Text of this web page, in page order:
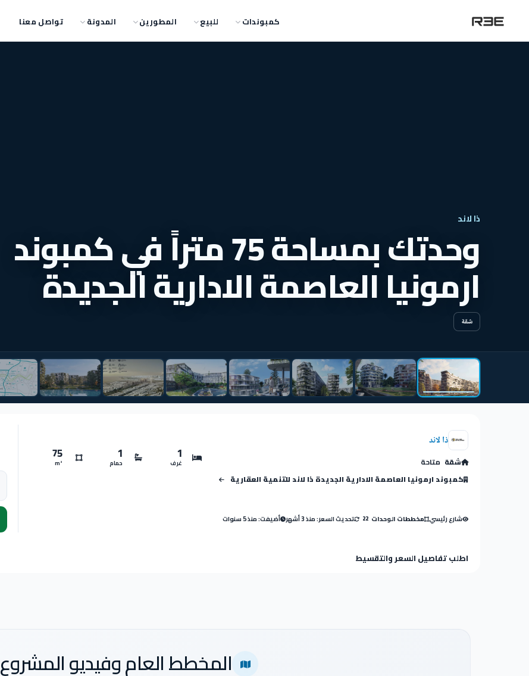
كمبوندات للبيع المطورين المدونة تواصل معنا
ذا لاند وحدتك بمساحة 75 متراً في كمبوند
ارمونيا العاصمة الادارية الجديدة
شقة
ذا لاند
شقة متاحة
كمبوند ارمونيا العاصمة الادارية الجديدة ذا لاند للتنمية العقارية
1
غرف
1
حمام
75
m²
شارع رئيسي مخططات الوحدات 22 تحديث السعر: منذ 3 أشهر أضيفت: منذ 5 سنوات
اطلب تفاصيل السعر والتقسيط
المخطط العام وفيديو المشروع